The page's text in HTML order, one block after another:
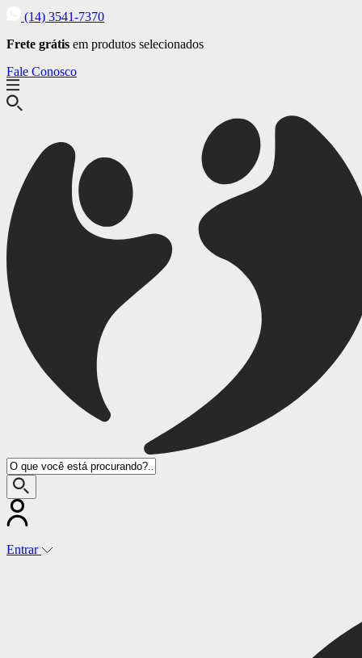
(14) 3541-7370
Frete grátis em produtos selecionados
Fale Conosco
Entrar